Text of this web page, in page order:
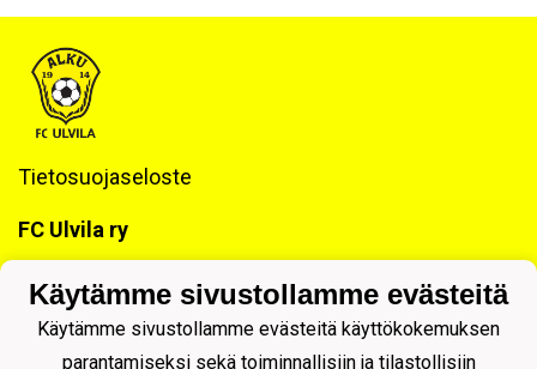
Tietosuojaseloste
FC Ulvila ry
FI07 5700 2020 0788 77
Käytämme sivustollamme evästeitä
Käytämme sivustollamme evästeitä käyttökokemuksen
parantamiseksi sekä toiminnallisiin ja tilastollisiin